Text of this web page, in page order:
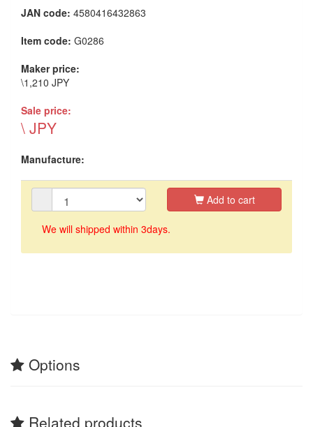
JAN code: 4580416432863
Item code: G0286
Maker price:
\1,210 JPY
Sale price:
\ JPY
Manufacture:
Add to cart
We will shipped within 3days.
Options
Related products